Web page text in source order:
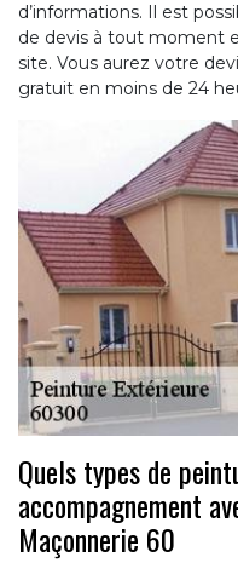
d’informations. Il est
de devis à tout moment
site. Vous aurez votre
gratuit en moins de 24
Quels types de
accompagnement
Maçonnerie 60